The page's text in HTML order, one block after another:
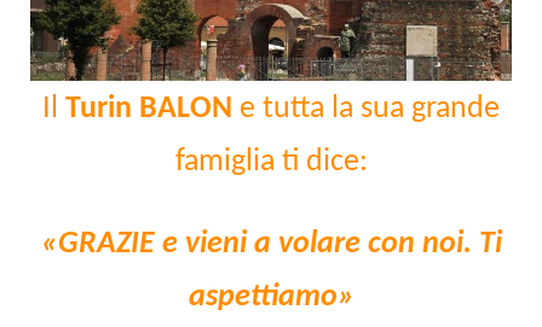
Il Turin BALON e tutta la sua grande
famiglia ti dice:
«GRAZIE e vieni a volare con noi. Ti
aspettiamo»